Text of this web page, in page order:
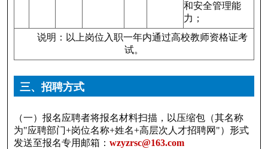
和安全管理能
力；
说明：以上岗位入职一年内通过高校教师资格证考
试。
三、招聘方式
（一）报名应聘者将报名材料扫描，以压缩包（其名称
为"应聘部门+岗位名称+姓名+高层次人才招聘网"）形式
发送至报名专用邮箱： wzyzrsc@163.com